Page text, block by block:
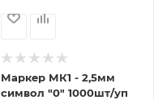
Маркер МК1 - 2,5мм
символ "0" 1000шт/уп